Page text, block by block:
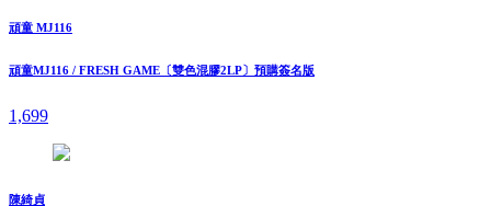
頑童 MJ116
頑童MJ116 / FRESH GAME〔雙色混膠2LP〕預購簽名版
1,699
陳綺貞